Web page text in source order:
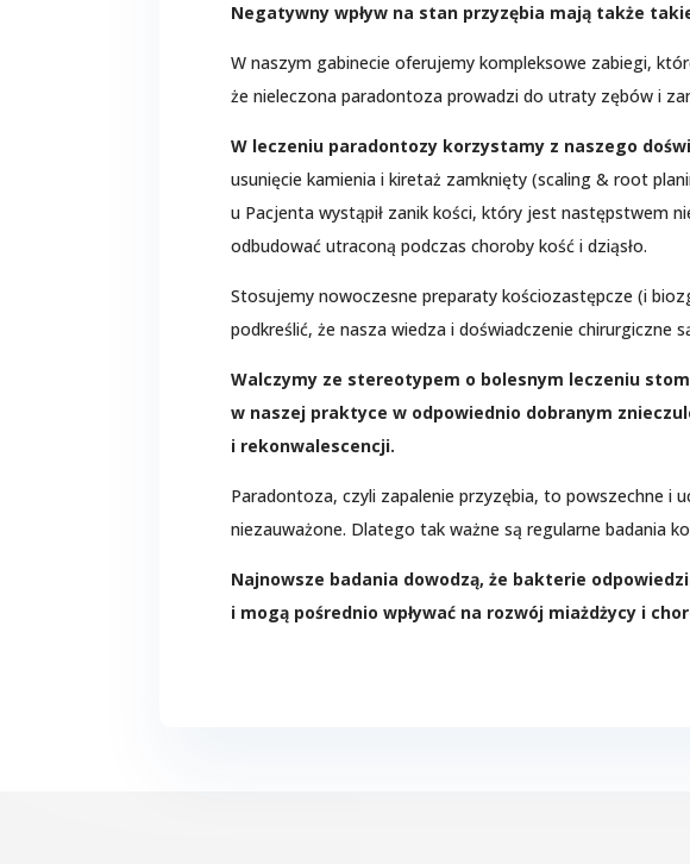
Negatywny wpływ na stan przyzębia mają także
W naszym gabinecie oferujemy kompleksowe zabiegi,
że nieleczona paradontoza prowadzi do utraty zębów i
W leczeniu paradontozy korzystamy z naszego
usunięcie kamienia i kiretaż zamknięty (scaling & root
u Pacjenta wystąpił zanik kości, który jest następstwem
odbudować utraconą podczas choroby kość i dziąsło.
Stosujemy nowoczesne preparaty kościozastępcze (i
podkreślić, że nasza wiedza i doświadczenie chirurgiczne
Walczymy ze stereotypem o bolesnym leczeniu
w naszej praktyce w odpowiednio dobranym
i rekonwalescencji.
Paradontoza, czyli zapalenie przyzębia, to powszechne i
niezauważone. Dlatego tak ważne są regularne badania
Najnowsze badania dowodzą, że bakterie
i mogą pośrednio wpływać na rozwój miażdżycy i